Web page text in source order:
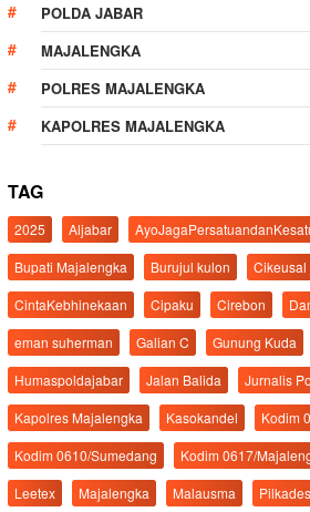
POLDA JABAR
MAJALENGKA
POLRES MAJALENGKA
KAPOLRES MAJALENGKA
TAG
2025 Aljabar
Bupati Majalengka
Burujul kulon Cikeusal
CintaKebhinekaan
Cipaku Cirebon
eman suherman
Galian C Gunung Kuda
Humaspoldajabar
Jalan Balida
Jurnalis
Kapolres Majalengka
Kasokandel Kodim
Kodim 0610/Sumedang
Kodim 0617/
Leetex
Majalengka Malausma